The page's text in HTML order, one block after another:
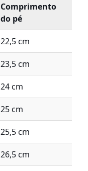
Comprimento
do pé
22,5 cm
23,5 cm
24 cm
25 cm
25,5 cm
26,5 cm